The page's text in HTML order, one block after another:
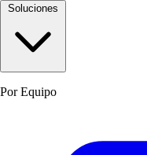
Soluciones
Por Equipo